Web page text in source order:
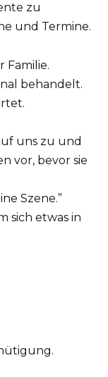
zu
und Termine.
Familie.
behandelt.
uns zu und
vor, bevor sie
Szene.”
sich etwas in